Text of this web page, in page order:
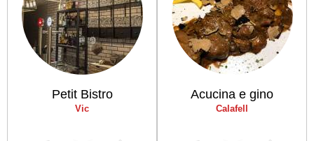
Petit Bistro
Vic
Acucina e gino
Calafell